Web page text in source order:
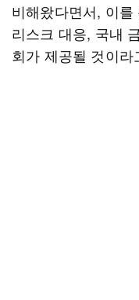
비해왔다면서, 이
리스크 대응, 국내
회가 제공될 것이라